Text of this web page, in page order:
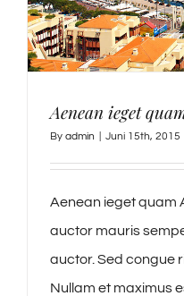
Aenean ieget
By admin Juni 15th, 2015
Aenean ieget quam
auctor mauris
auctor. Sed congue
Nullam et maximus